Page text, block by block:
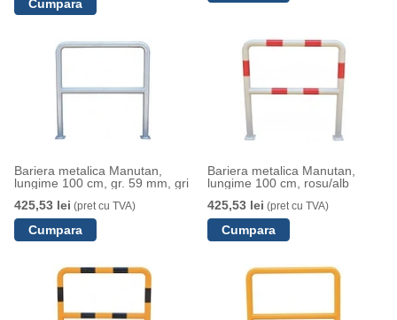
Bariera metalica Manutan,
lungime 100 cm, gr. 59 mm, gri
425,53 lei (pret cu TVA)
Bariera metalica Manutan,
lungime 100 cm, rosu/alb
425,53 lei (pret cu TVA)